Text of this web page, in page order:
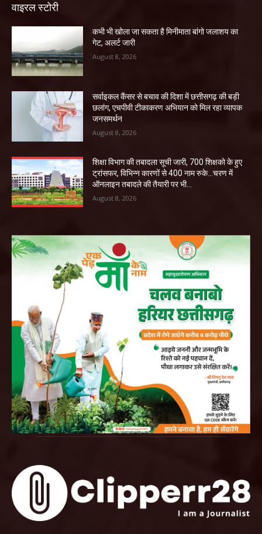
वाइरल स्टोरी
कभी भी खोला जा सकता है मिनीमाता बांगो जलाशय का
गेट, अलर्ट जारी
August 8, 2026
सर्वाइकल कैंसर से बचाव की दिशा में छत्तीसगढ़ की बड़ी
छलांग, एचपीवी टीकाकरण अभियान को मिल रहा व्यापक
जनसमर्थन
August 8, 2026
शिक्षा विभाग की तबादला सूची जारी, 700 शिक्षको के हुए
ट्रांसफर, विभिन्न कारणों से 400 नाम रुके…चरण में
ऑनलाइन तबादले की तैयारी पर भी...
August 8, 2026